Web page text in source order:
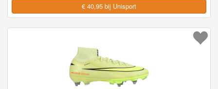
€ 40,95 bij Unisport